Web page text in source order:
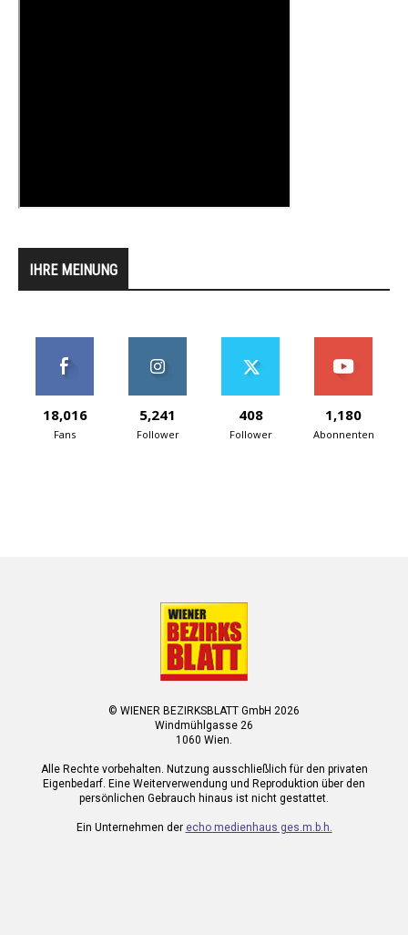
IHRE MEINUNG
18,016
Fans
5,241
Follower
408
Follower
1,180
Abonnenten
© WIENER BEZIRKSBLATT GmbH 2026
Windmühlgasse 26
1060 Wien.
Alle Rechte vorbehalten. Nutzung ausschließlich für den privaten
Eigenbedarf. Eine Weiterverwendung und Reproduktion über den
persönlichen Gebrauch hinaus ist nicht gestattet.
Ein Unternehmen der echo medienhaus ges.m.b.h.